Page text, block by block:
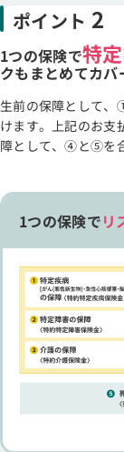
ポイント 2
1つの保険で特
クもまとめてカバ
生前の保障として
けます。上記のお支
障として、④と⑤を
1つの保険でリ